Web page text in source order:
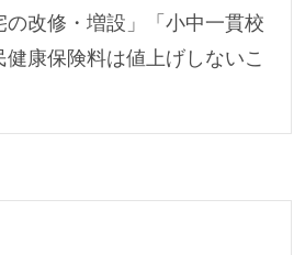
の改修・増設」「小中一貫校
康保険料は値上げしないこ